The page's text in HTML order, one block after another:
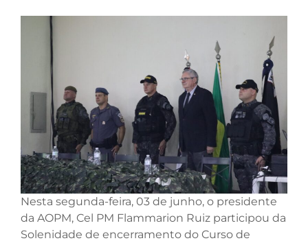
Nesta segunda-feira, 03 de junho, o presidente
da AOPM, Cel PM Flammarion Ruiz participou da
Solenidade de encerramento do Curso de